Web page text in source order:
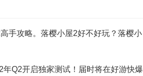
手攻略。落樱小屋2好不好玩？落樱小
Q2开启独家测试！届时将在好游快爆